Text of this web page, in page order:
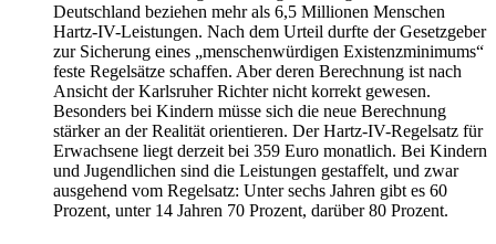
Deutschland beziehen mehr als 6,5 Millionen Menschen
Hartz-IV-Leistungen. Nach dem Urteil durfte der Gesetzgeber
zur Sicherung eines „menschenwürdigen Existenzminimums“
feste Regelsätze schaffen. Aber deren Berechnung ist nach
Ansicht der Karlsruher Richter nicht korrekt gewesen.
Besonders bei Kindern müsse sich die neue Berechnung
stärker an der Realität orientieren. Der Hartz-IV-Regelsatz für
Erwachsene liegt derzeit bei 359 Euro monatlich. Bei Kindern
und Jugendlichen sind die Leistungen gestaffelt, und zwar
ausgehend vom Regelsatz: Unter sechs Jahren gibt es 60
Prozent, unter 14 Jahren 70 Prozent, darüber 80 Prozent.